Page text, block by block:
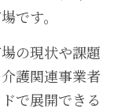
です。
の現状や課題
護関連事業者
で展開できる